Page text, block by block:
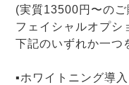
(実質13500円〜のご
フェイシャルオプシ
下記のいずれか一つ
▪ホワイトニング導入